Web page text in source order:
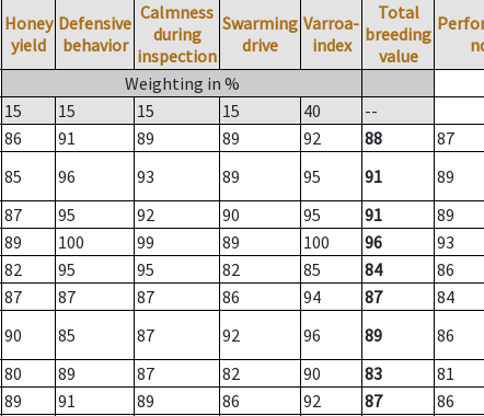
Honey
yield
Defensive
behavior
Calmness
during
inspection
Swarming
drive
Varroa-
index
Total
breeding
value
Weighting in %
15
15 15 15 40
--
86 91 89 89 92 88
87
85 96 93 89 95 91
89
87 95 92 90 95 91
89
89 100 99 89 100 96
93
82 95 95 82 85 84
86
87 87 87 86 94 87
84
90 85 87 92 96 89
86
80 89 87 82 90 83
81
89 91 89 86 92 87
86